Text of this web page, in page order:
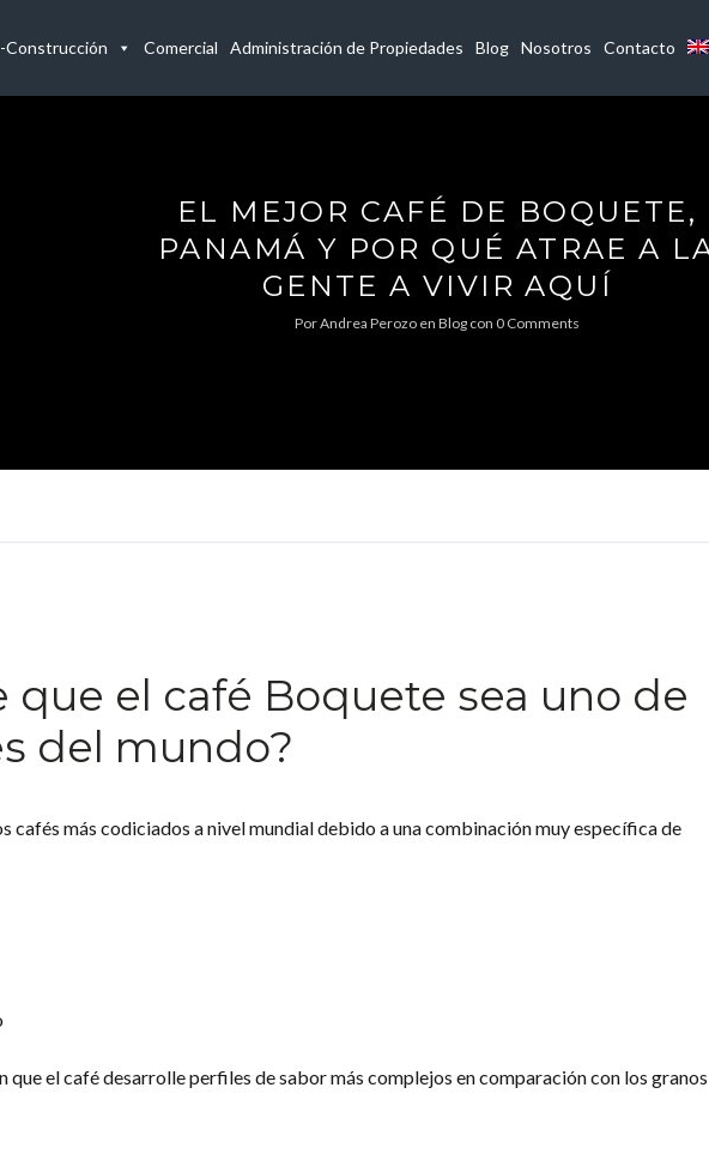
Construcción Comercial Administración de Propiedades Blog Nosotros Contacto
EL MEJOR CAFÉ DE BOQUETE,
PANAMÁ Y POR QUÉ ATRAE A
GENTE A VIVIR AQUÍ
PorAndrea Perozo en Blog con 0 Comments
que el café Boquete sea uno de
del mundo?
cafés más codiciados a nivel mundial debido a una combinación muy específica de
que el café desarrolle perfiles de sabor más complejos en comparación con los granos